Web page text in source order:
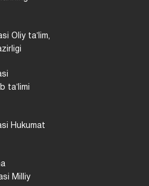
Oliy taʼlim,
taʼlimi
Hukumat
Milliy